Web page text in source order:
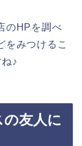
のHPを調べ
をみつけるこ
♪
友人に